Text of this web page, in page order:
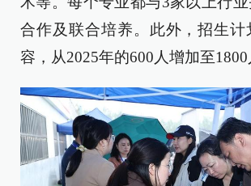
合作及联合培养。此外，招生计
容，从2025年的600人增加至1800